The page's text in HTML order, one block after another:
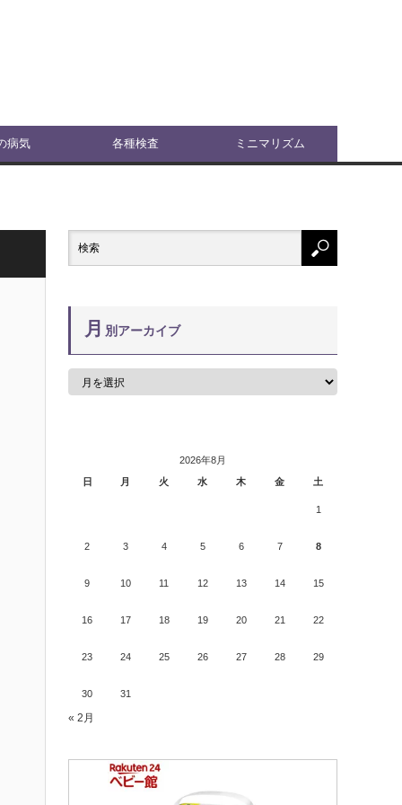
病気 各種検査 ミニマリズム
月 別アーカイブ
2026年8月
日
月 火 水 木 金 土
1
2 3 4 5 6 7 8
9 10 11 12 13 14 15
16 17 18 19 20 21 22
23 24 25 26 27 28 29
30 31
« 2月